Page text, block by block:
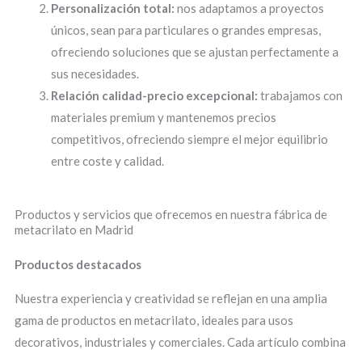
Personalización total: nos adaptamos a proyectos
únicos, sean para particulares o grandes empresas,
ofreciendo soluciones que se ajustan perfectamente a
sus necesidades.
Relación calidad-precio excepcional: trabajamos con
materiales premium y mantenemos precios
competitivos, ofreciendo siempre el mejor equilibrio
entre coste y calidad.
Productos y servicios que ofrecemos en nuestra fábrica de
metacrilato en Madrid
Productos destacados
Nuestra experiencia y creatividad se reflejan en una amplia
gama de productos en metacrilato, ideales para usos
decorativos, industriales y comerciales. Cada artículo combina